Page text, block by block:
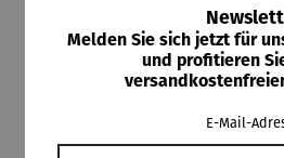
Preise inkl. MwSt. zzgl.
Lieferzeit: 2-4
Artikelauswahl
Melden Sie sich jetzt für
und profitieren
E-Mail-